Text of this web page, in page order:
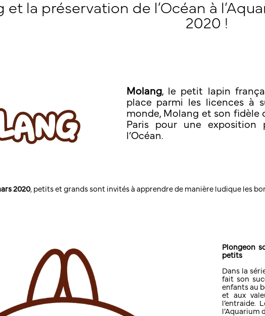
et la préservation de l’Océan à
2020 !
Molang, le petit lapin
place parmi les licences à
monde, Molang et son fidèle
Paris pour une exposition
l’Océan.
2020, petits et grands sont invités à apprendre de manière ludique les
Plongeon
petits
Dans la
fait son
enfants au
et aux
l’entraide.
l’Aquarium